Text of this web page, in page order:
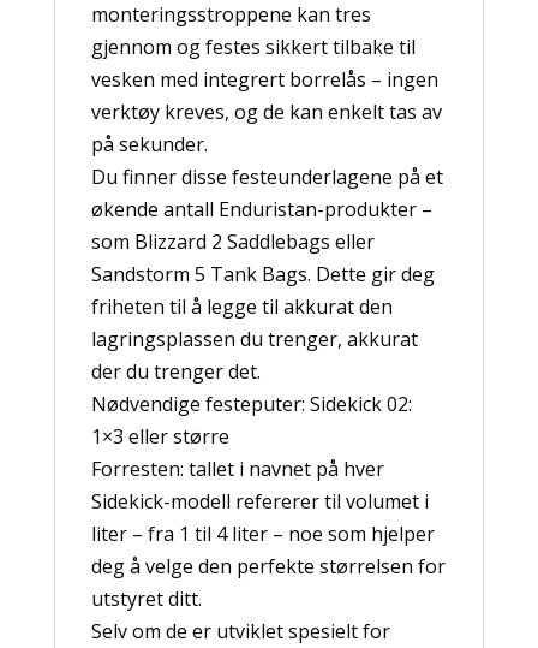
monteringsstroppene kan tres
gjennom og festes sikkert tilbake til
vesken med integrert borrelås – ingen
verktøy kreves, og de kan enkelt tas av
på sekunder.
Du finner disse festeunderlagene på et
økende antall Enduristan-produkter –
som Blizzard 2 Saddlebags eller
Sandstorm 5 Tank Bags. Dette gir deg
friheten til å legge til akkurat den
lagringsplassen du trenger, akkurat
der du trenger det.
Nødvendige festeputer: Sidekick 02:
1×3 eller større
Forresten: tallet i navnet på hver
Sidekick-modell refererer til volumet i
liter – fra 1 til 4 liter – noe som hjelper
deg å velge den perfekte størrelsen for
utstyret ditt.
Selv om de er utviklet spesielt for